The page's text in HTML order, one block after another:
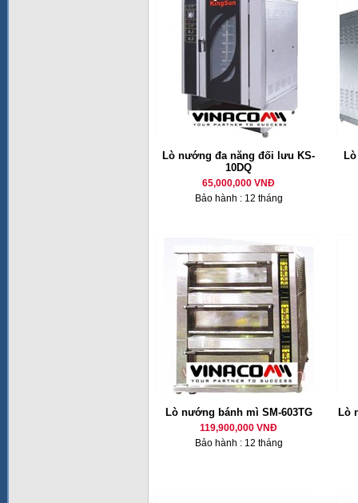
Lò nướng đa năng đối lưu KS-
10DQ
65,000,000 VNĐ
Bảo hành : 12 tháng
Lò nướng bánh mì SM-603TG
119,900,000 VNĐ
Bảo hành : 12 tháng
Lò